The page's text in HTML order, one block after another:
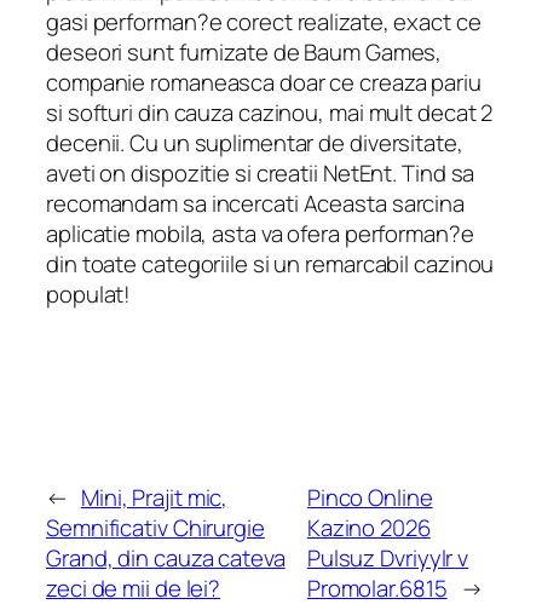
gasi performan?e corect realizate, exact ce
deseori sunt furnizate de Baum Games,
companie romaneasca doar ce creaza pariu
si softuri din cauza cazinou, mai mult decat 2
decenii. Cu un suplimentar de diversitate,
aveti on dispozitie si creatii NetEnt. Tind sa
recomandam sa incercati Aceasta sarcina
aplicatie mobila, asta va ofera performan?e
din toate categoriile si un remarcabil cazinou
populat!
← Mini, Prajit mic,
Semnificativ Chirurgie
Grand, din cauza cateva
zeci de mii de lei?
Pinco Online
Kazino 2026
Pulsuz Dvriyylr v
Promolar.6815 →